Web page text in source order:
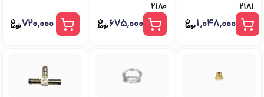
2181
۱٬۰۴۸٬۰۰۰
2180
۶۷۵٬۰۰۰ ۷۲۰٬۰۰۰